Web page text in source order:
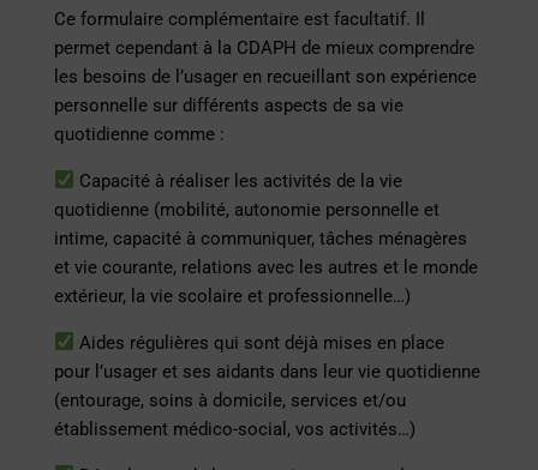
Ce formulaire complémentaire est facultatif. Il
permet cependant à la CDAPH de mieux comprendre
les besoins de l’usager en recueillant son expérience
personnelle sur différents aspects de sa vie
quotidienne comme :
Capacité à réaliser les activités de la vie
quotidienne (mobilité, autonomie personnelle et
intime, capacité à communiquer, tâches ménagères
et vie courante, relations avec les autres et le monde
extérieur, la vie scolaire et professionnelle…)
Aides régulières qui sont déjà mises en place
pour l’usager et ses aidants dans leur vie quotidienne
(entourage, soins à domicile, services et/ou
établissement médico-social, vos activités…)